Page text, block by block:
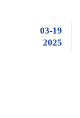
03-19
2025